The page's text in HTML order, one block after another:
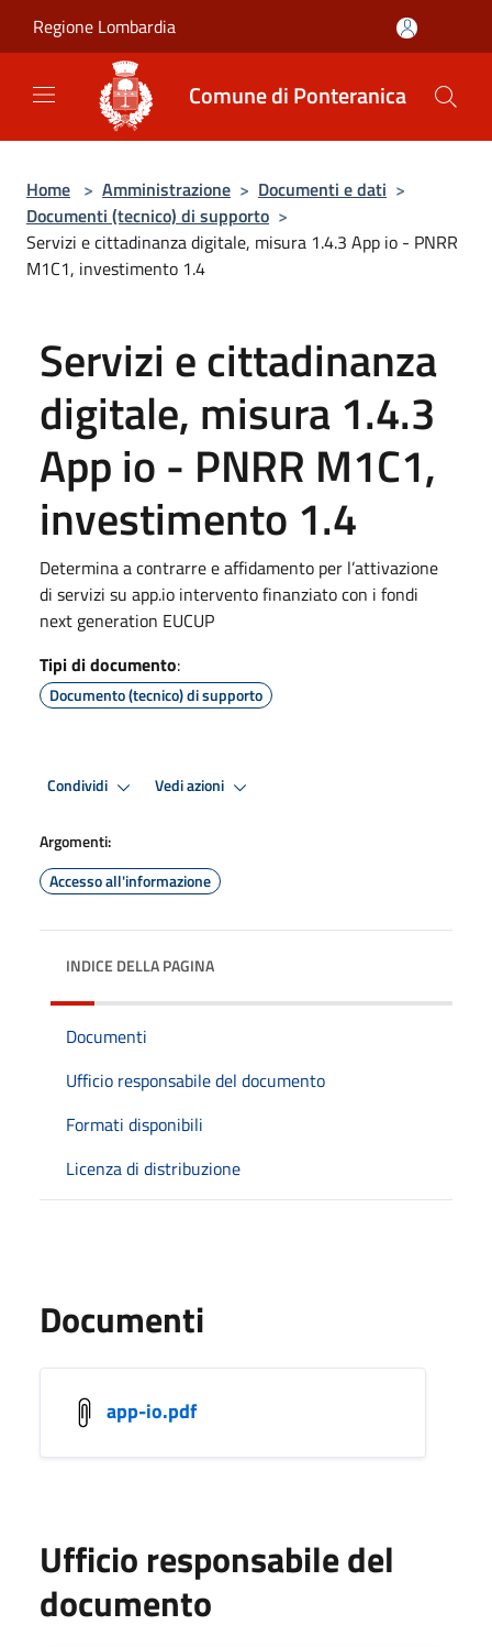
Regione Lombardia
Comune di Ponteranica
Home > Amministrazione > Documenti e dati >
Documenti (tecnico) di supporto >
Servizi e cittadinanza digitale, misura 1.4.3 App io - PNRR
M1C1, investimento 1.4
Servizi e cittadinanza
digitale, misura 1.4.3
App io - PNRR M1C1,
investimento 1.4
Determina a contrarre e affidamento per l’attivazione
di servizi su app.io intervento finanziato con i fondi
next generation EUCUP
Tipi di documento:
Documento (tecnico) di supporto
Condividi Vedi azioni
Argomenti:
Accesso all'informazione
INDICE DELLA PAGINA
Documenti
Ufficio responsabile del documento
Formati disponibili
Licenza di distribuzione
Documenti
app-io.pdf
Ufficio responsabile del
documento